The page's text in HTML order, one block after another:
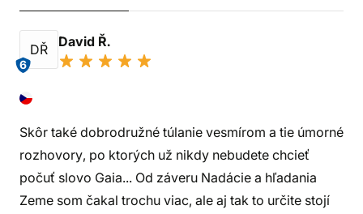
DŘ
6
David Ř.
Skôr také dobrodružné túlanie vesmírom a tie úmorné
rozhovory, po ktorých už nikdy nebudete chcieť
počuť slovo Gaia... Od záveru Nadácie a hľadania
Zeme som čakal trochu viac, ale aj tak to určite stojí